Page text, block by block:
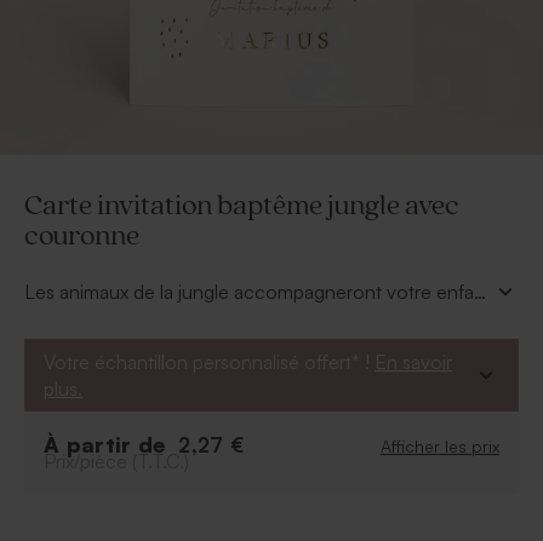
Carte invitation baptême jungle avec
couronne
Les animaux de la jungle accompagneront votre enfant
cette invitation baptême saura convier vos proches
avec charme.
Votre échantillon personnalisé offert* ! En savoir
plus.
À partir de 2,27 € Afficher les prix
Prix/pièce (T.T.C.)